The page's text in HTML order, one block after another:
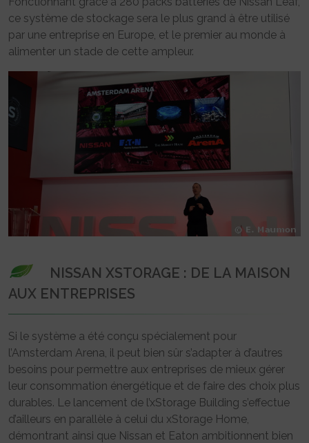
ce système de stockage sera le plus grand à être utilisé
par une entreprise en Europe, et le premier au monde à
alimenter un stade de cette ampleur.
NISSAN XSTORAGE : DE LA MAISON
AUX ENTREPRISES
Si le système a été conçu spécialement pour
l’Amsterdam Arena, il peut bien sûr s’adapter à d’autres
besoins pour permettre aux entreprises de mieux gérer
leur consommation énergétique et de faire des choix plus
durables. Le lancement de l’xStorage Building s’effectue
d’ailleurs en parallèle à celui du xStorage Home,
démontrant ainsi que Nissan et Eaton ambitionnent bien